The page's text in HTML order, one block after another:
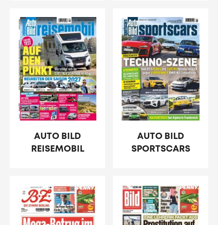
AUTO BILD
REISEMOBIL
AUTO BILD
SPORTSCARS